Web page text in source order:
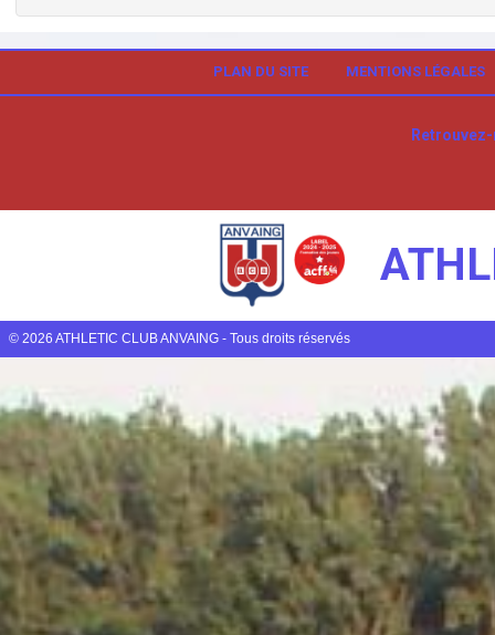
PLAN DU SITE MENTIONS LÉGALES
© 2026 ATHLETIC CLUB ANVAING - Tous droits réservés